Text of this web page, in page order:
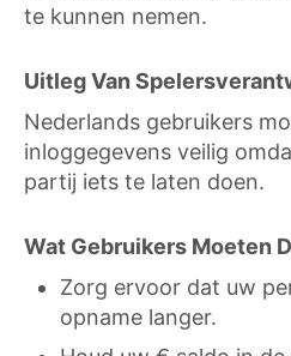
te kunnen nemen.
Uitleg Van
Nederlands gebruikers
inloggegevens veilig
partij iets te laten doen.
Wat Gebruikers Moeten
Zorg ervoor dat uw
opname langer.